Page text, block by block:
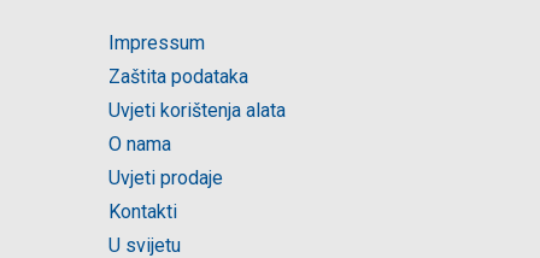
Impressum
Zaštita podataka
Uvjeti korištenja alata
O nama
Uvjeti prodaje
Kontakti
U svijetu